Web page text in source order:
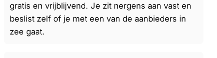
gratis en vrijblijvend. Je zit nergens aan vast en
beslist zelf of je met een van de aanbieders in
zee gaat.